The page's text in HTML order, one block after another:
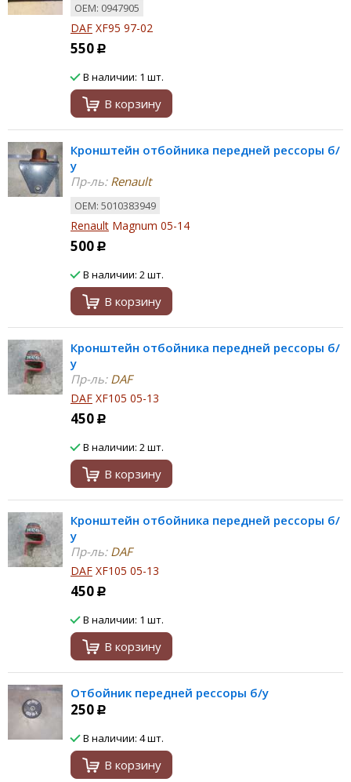
ОЕМ: 0947905
DAF XF95 97-02
550 Р
В наличии: 1 шт.
В корзину
Кронштейн отбойника передней рессоры б/
у
Пр-ль:Renault
ОЕМ: 5010383949
Renault Magnum 05-14
500 Р
В наличии: 2 шт.
В корзину
Кронштейн отбойника передней рессоры б/
у
Пр-ль:DAF
DAF XF105 05-13
450 Р
В наличии: 2 шт.
В корзину
Кронштейн отбойника передней рессоры б/
у
Пр-ль:DAF
DAF XF105 05-13
450 Р
В наличии: 1 шт.
В корзину
Отбойник передней рессоры б/у
250 Р
В наличии: 4 шт.
В корзину